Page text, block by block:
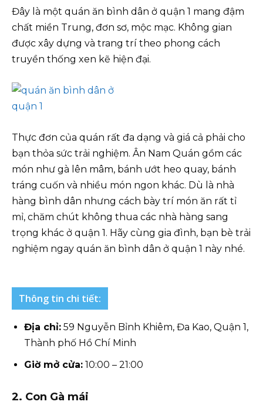
Đây là một quán ăn bình dân ở quận 1 mang đậm
chất miền Trung, đơn sơ, mộc mạc. Không gian
được xây dựng và trang trí theo phong cách
truyền thống xen kẽ hiện đại.
Thực đơn của quán rất đa dạng và giá cả phải cho
bạn thỏa sức trải nghiệm. Ân Nam Quán gồm các
món như gà lên mâm, bánh ướt heo quay, bánh
tráng cuốn và nhiều món ngon khác. Dù là nhà
hàng bình dân nhưng cách bày trí món ăn rất tỉ
mỉ, chăm chút không thua các nhà hàng sang
trọng khác ở quận 1. Hãy cùng gia đình, bạn bè trải
nghiệm ngay quán ăn bình dân ở quận 1 này nhé.
Thông tin chi tiết:
Địa chỉ: 59 Nguyễn Bỉnh Khiêm, Đa Kao, Quận 1,
Thành phố Hồ Chí Minh
Giờ mở cửa: 10:00 – 21:00
2. Con Gà mái